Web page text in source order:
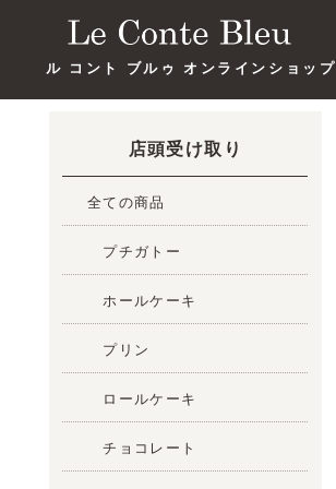
ル コント ブルゥ オンラインショップ
店頭受け取り
全ての商品
プチガトー
ホールケーキ
プリン
ロールケーキ
チョコレート